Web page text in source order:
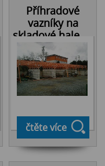
Příhradové
vazníky na
skladové hale, ...
čtěte více